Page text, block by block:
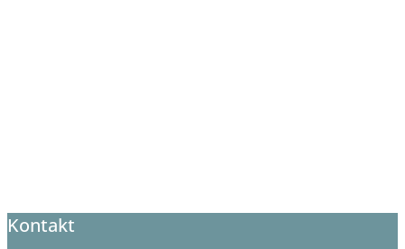
Kontakt